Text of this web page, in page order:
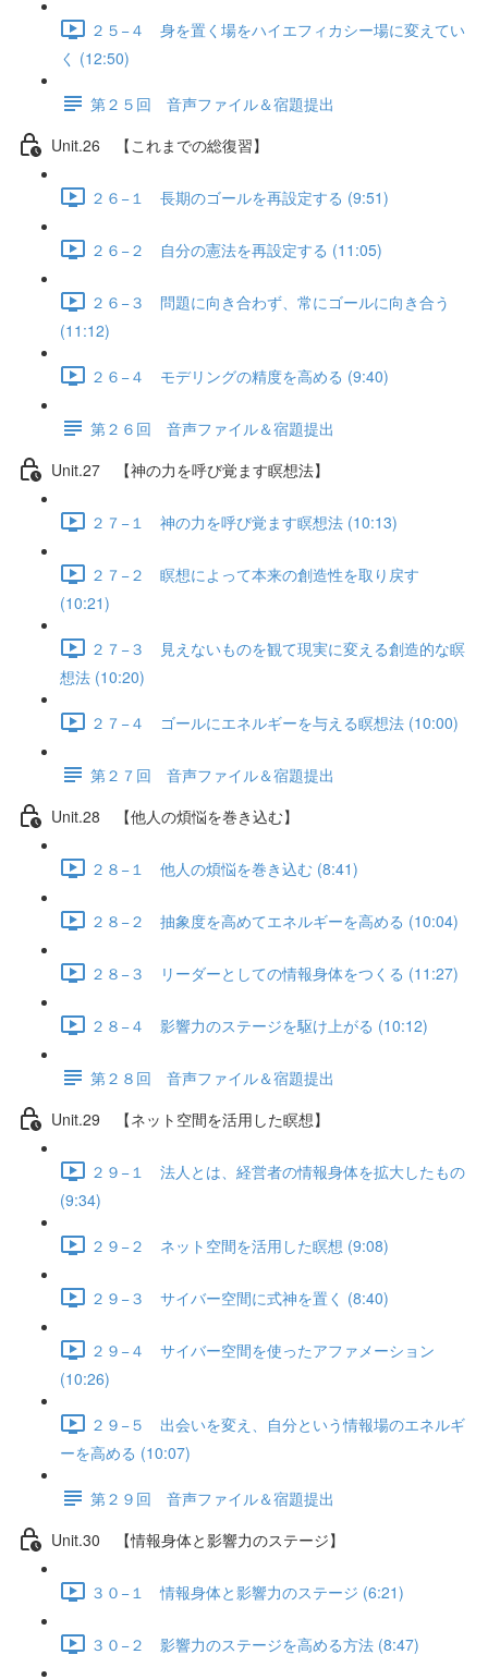
２５−４ 身を置く場をハイエフィカシー場に変えてい
く (12:50)
第２５回 音声ファイル＆宿題提出
Unit.26 【これまでの総復習】
２６−１ 長期のゴールを再設定する (9:51)
２６−２ 自分の憲法を再設定する (11:05)
２６−３ 問題に向き合わず、常にゴールに向き合う
(11:12)
２６−４ モデリングの精度を高める (9:40)
第２６回 音声ファイル＆宿題提出
Unit.27 【神の力を呼び覚ます瞑想法】
２７−１ 神の力を呼び覚ます瞑想法 (10:13)
２７−２ 瞑想によって本来の創造性を取り戻す
(10:21)
２７−３ 見えないものを観て現実に変える創造的な瞑
想法 (10:20)
２７−４ ゴールにエネルギーを与える瞑想法 (10:00)
第２７回 音声ファイル＆宿題提出
Unit.28 【他人の煩悩を巻き込む】
２８−１ 他人の煩悩を巻き込む (8:41)
２８−２ 抽象度を高めてエネルギーを高める (10:04)
２８−３ リーダーとしての情報身体をつくる (11:27)
２８−４ 影響力のステージを駆け上がる (10:12)
第２８回 音声ファイル＆宿題提出
Unit.29 【ネット空間を活用した瞑想】
２９−１ 法人とは、経営者の情報身体を拡大したもの
(9:34)
２９−２ ネット空間を活用した瞑想 (9:08)
２９−３ サイバー空間に式神を置く (8:40)
２９−４ サイバー空間を使ったアファメーション
(10:26)
２９−５ 出会いを変え、自分という情報場のエネルギ
ーを高める (10:07)
第２９回 音声ファイル＆宿題提出
Unit.30 【情報身体と影響力のステージ】
３０−１ 情報身体と影響力のステージ (6:21)
３０−２ 影響力のステージを高める方法 (8:47)